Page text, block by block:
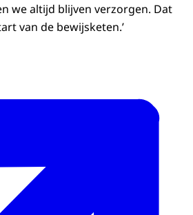
we altijd blijven verzorgen. Dat
van de bewijsketen.’